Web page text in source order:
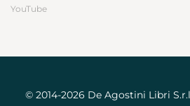
YouTube
© 2014-2026 De Agostini Libri S.r.l.